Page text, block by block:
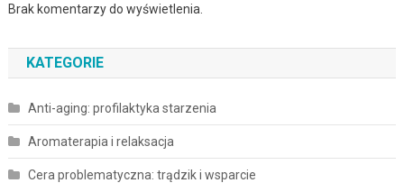
Brak komentarzy do wyświetlenia.
KATEGORIE
Anti-aging: profilaktyka starzenia
Aromaterapia i relaksacja
Cera problematyczna: trądzik i wsparcie